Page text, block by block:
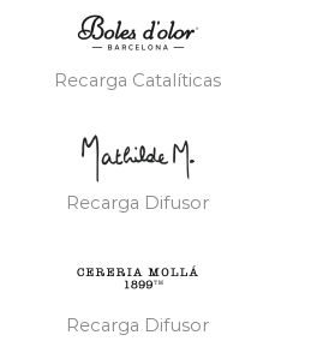
Recarga Catalíticas
Recarga Difusor
Recarga Difusor